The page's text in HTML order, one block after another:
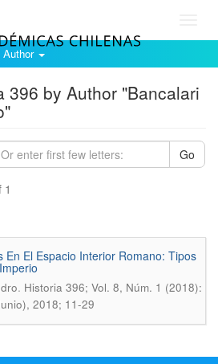
Author
396 by Author "Bancalari
Go
1
En El Espacio Interior Romano: Tipos
. Historia 396; Vol. 8, Núm. 1 (2018):
2018; 11-29